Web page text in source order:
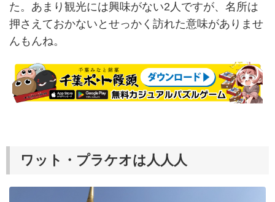
た。あまり観光には興味がない2人ですが、名所は
押さえておかないとせっかく訪れた意味がありませ
んもんね。
ワット・プラケオは人人人